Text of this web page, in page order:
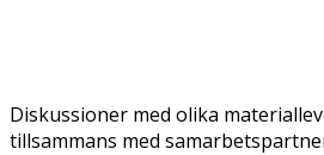
Diskussioner med olika
tillsammans med